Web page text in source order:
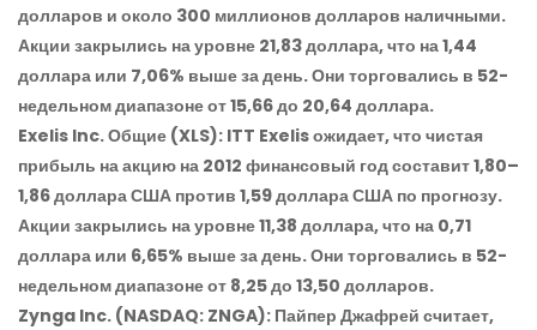
долларов и около 300 миллионов долларов наличными.
Акции закрылись на уровне 21,83 доллара, что на 1,44
доллара или 7,06% выше за день. Они торговались в 52-
недельном диапазоне от 15,66 до 20,64 доллара.
Exelis Inc. Общие (XLS): ITT Exelis ожидает, что чистая
прибыль на акцию на 2012 финансовый год составит 1,80–
1,86 доллара США против 1,59 доллара США по прогнозу.
Акции закрылись на уровне 11,38 доллара, что на 0,71
доллара или 6,65% выше за день. Они торговались в 52-
недельном диапазоне от 8,25 до 13,50 долларов.
Zynga Inc. (NASDAQ: ZNGA): Пайпер Джафрей считает,